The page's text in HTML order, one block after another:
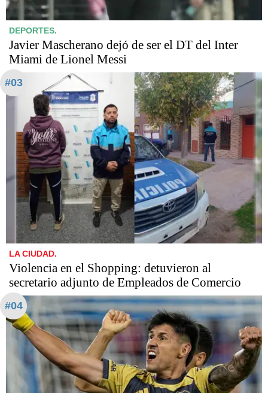
DEPORTES.
Javier Mascherano dejó de ser el DT del Inter
Miami de Lionel Messi
#03
LA CIUDAD.
Violencia en el Shopping: detuvieron al
secretario adjunto de Empleados de Comercio
#04